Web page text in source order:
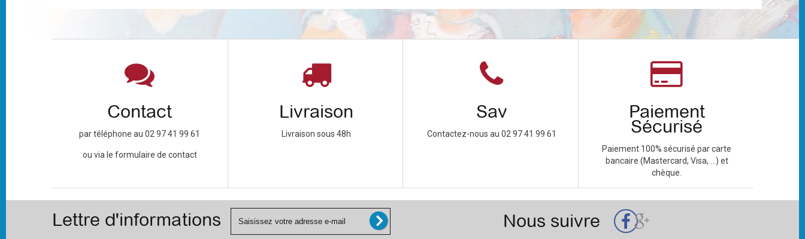
Contact
par téléphone au 02 97 41 99 61
ou via le formulaire de contact
Livraison
Livraison sous 48h
Sav
Contactez-nous au 02 97 41 99 61
Paiement
Sécurisé
Paiement 100% sécurisé par carte
bancaire (Mastercard, Visa, ...) et
chèque.
Lettre d'informations Nous suivre